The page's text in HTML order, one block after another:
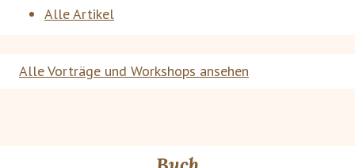
Alle Artikel
Alle Vorträge und Workshops ansehen